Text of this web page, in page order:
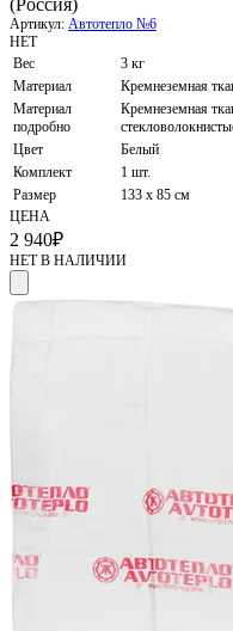
Артикул: Автотепло №6
НЕТ
Вес
3 кг
Материал
Кремнеземная
Материал
подробно
Кремнеземная
Цвет
Белый
Комплект
1 шт.
Размер
133 x 85 см
ЦЕНА
2 940₽
НЕТ В НАЛИЧИИ